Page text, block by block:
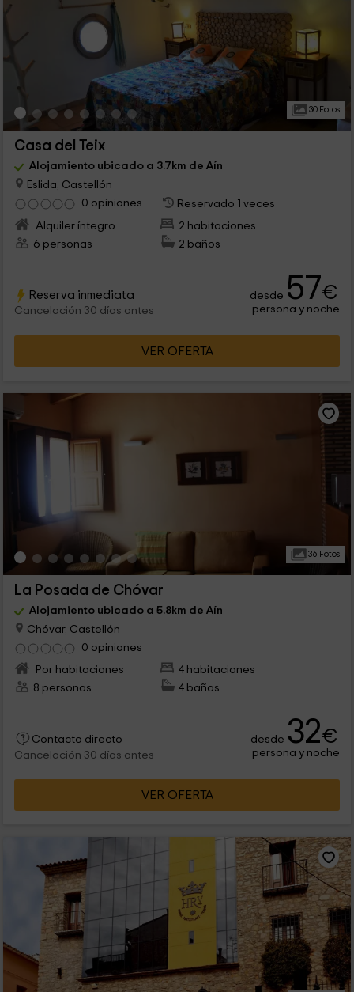
30 Fotos
Casa del Teix
Alojamiento ubicado a 3.7km de Aín
Eslida, Castellón
0 opiniones
Reservado 1 veces
Alquiler íntegro
2 habitaciones
6 personas
2 baños
Reserva inmediata
Cancelación 30 días antes
desde 57€
persona y noche
VER OFERTA
36 Fotos
La Posada de Chóvar
Alojamiento ubicado a 5.8km de Aín
Chóvar, Castellón
0 opiniones
Por habitaciones
4 habitaciones
8 personas
4 baños
Contacto directo
Cancelación 30 días antes
desde 32€
persona y noche
VER OFERTA